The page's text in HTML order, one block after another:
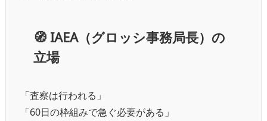
🧭IAEA（グロッシ事務局長）の
立場
「査察は行われる」
「60日の枠組みで急ぐ必要がある」